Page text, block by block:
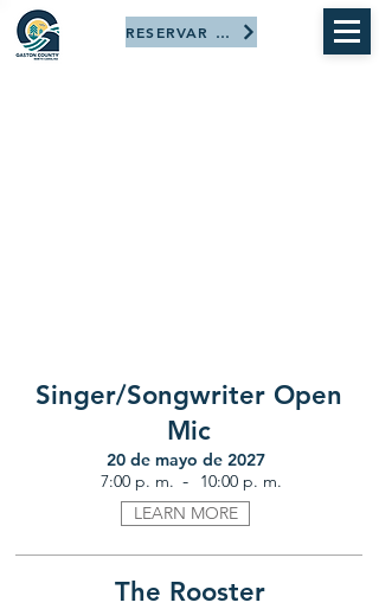
RESERVAR AHORA
Singer/Songwriter Open
Mic
20 de mayo de 2027
7:00 p. m. -
10:00 p. m.
LEARN MORE
The Rooster